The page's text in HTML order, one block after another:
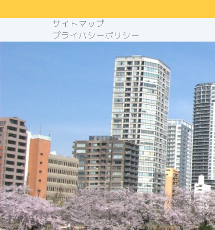
サイトマップ
プライバシーポリシー